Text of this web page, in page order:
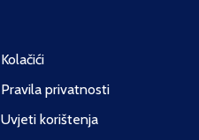
Kolačići
Pravila privatnosti
Uvjeti korištenja